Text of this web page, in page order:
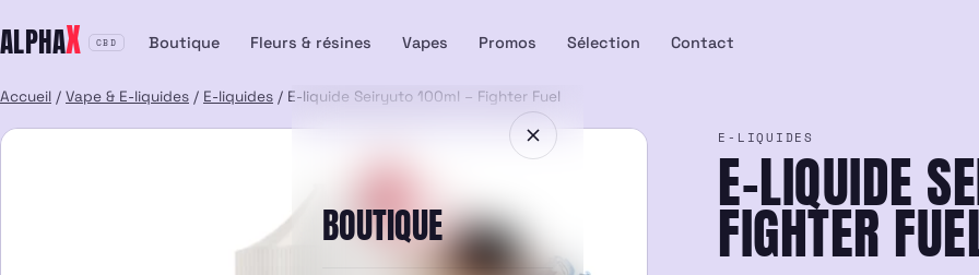
au
ALPHAX CBD Boutique Fleurs & résines Vapes Promos Sélection Contact
BOUTIQUE
Accueil / Vape & E-liquides / E-liquides / E-liquide Seiryuto 100ml – Fighter Fuel
E-LIQUIDES
E-LIQUIDE
FIGHTER